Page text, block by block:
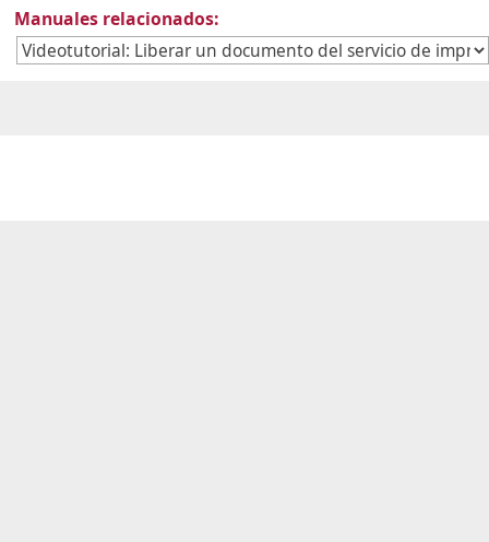
Manuales relacionados: